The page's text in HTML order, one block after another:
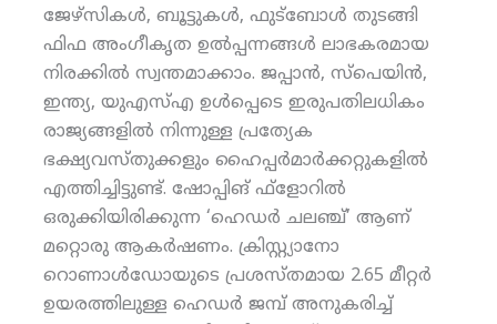
ജേഴ്‌സികള്‍, ബൂട്ടുകള്‍, ഫുട്‌ബോള്‍ തുടങ്ങി
ഫിഫ അംഗീകൃത ഉല്‍പ്പന്നങ്ങള്‍ ലാഭകരമായ
നിരക്കില്‍ സ്വന്തമാക്കാം. ജപ്പാന്‍, സ്‌പെയിന്‍,
ഇന്ത്യ, യുഎസ്എ ഉള്‍പ്പെടെ ഇരുപതിലധികം
രാജ്യങ്ങളില്‍ നിന്നുള്ള പ്രത്യേക
ഭക്ഷ്യവസ്തുക്കളും ഹൈപ്പര്‍മാര്‍ക്കറ്റുകളില്‍
എത്തിച്ചിട്ടുണ്ട്. ഷോപ്പിങ് ഫ്‌ളോറില്‍
ഒരുക്കിയിരിക്കുന്ന ‘ഹെഡര്‍ ചലഞ്ച്’ ആണ്
മറ്റൊരു ആകര്‍ഷണം. ക്രിസ്റ്റ്യാനോ
റൊണാള്‍ഡോയുടെ പ്രശസ്തമായ 2.65 മീറ്റര്‍
ഉയരത്തിലുള്ള ഹെഡര്‍ ജമ്പ് അനുകരിച്ച്